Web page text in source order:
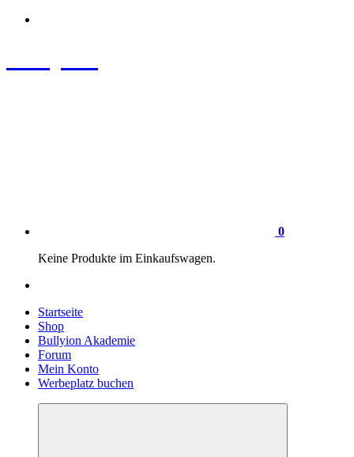
Zum
0
Keine Produkte im Einkaufswagen.
Startseite
Shop
Bullyion Akademie
Forum
Mein Konto
Werbeplatz buchen